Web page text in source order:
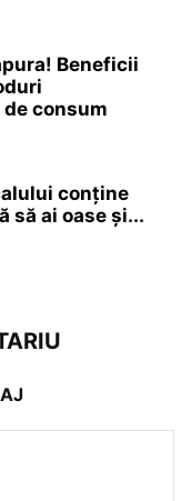
Beneficii
consum
conține
să ai oase și...